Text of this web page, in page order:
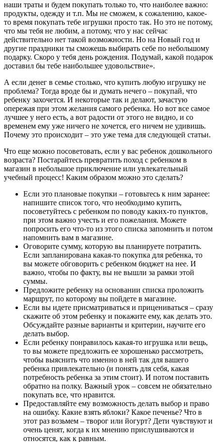
наши траты и будем покупать только то, что наиболее важно:
продукты, одежду и т.п. Мы не сможем, к сожалению, какое-
то время покупать тебе игрушки просто так. Но это не потому,
что мы тебя не любим, а потому, что у нас сейчас
действительно нет такой возможности. Но на Новый год и
другие праздники ты сможешь выбирать себе по небольшому
подарку. Скоро у тебя день рождения. Подумай, какой подарок
доставил бы тебе наибольшее удовольствие».
А если денег в семье столько, что купить любую игрушку не
проблема? Тогда вроде бы и думать нечего – покупай, что
ребенку захочется. И некоторые так и делают, зачастую
опережая при этом желания самого ребенка. Но вот все самое
лучшее у него есть, а вот радости от этого не видно, и со
временем ему уже ничего не хочется, его ничем не удивишь.
Почему это происходит – это уже тема для следующей статьи.
Что еще можно посоветовать, если у вас ребенок дошкольного
возраста? Постарайтесь превратить поход с ребенком в
магазин в небольшое приключение или увлекательный
учебный процесс! Каким образом можно это сделать?
Если это плановые покупки – готовьтесь к ним заранее:
напишите список того, что необходимо купить,
посоветуйтесь с ребенком по поводу каких-то пунктов,
при этом важно учесть и его пожелания. Можете
попросить его что-то из этого списка запомнить и потом
напомнить вам в магазине.
Оговорите сумму, которую вы планируете потратить.
Если запланирована какая-то покупка для ребенка, то
вы можете обговорить с ребенком бюджет на нее. И
важно, чтобы по факту, вы не вышли за рамки этой
суммы.
Предложите ребенку на основании списка проложить
маршрут, по которому вы пойдете в магазине.
Если вы идете присматриваться и прицениваться – сразу
скажите об этом ребенку и покажите ему, как делать это.
Обсуждайте разные варианты и критерии, научите его
делать выбор.
Если ребенку понравилось какая-то игрушка или вещь,
то вы можете предложить ее хорошенько рассмотреть,
чтобы выяснить что именно в ней так для вашего
ребенка привлекательно (и понять для себя, какая
потребность ребенка за этим стоит). И потом поставить
обратно на полку. Важный урок – совсем не обязательно
покупать все, что нравится.
Предоставляйте ему возможность делать выбор и право
на ошибку. Какие взять яблоки? Какое печенье? Что в
этот раз возьмем – творог или йогурт? Дети чувствуют и
очень ценят, когда к их мнению прислушиваются и
относятся, как к равным.